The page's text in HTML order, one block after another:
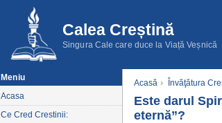
Calea Creștină
Singura Cale care duce la Viață Veșnică
Meniu
Acasa
Ce Cred Crestinii:
Acasă › Învăţătura
Este darul
eternă”?